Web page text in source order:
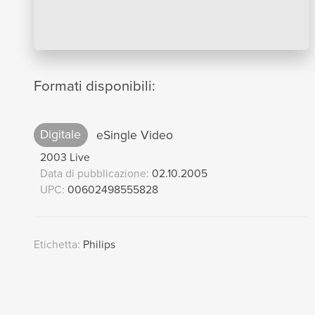
Formati disponibili:
Digitale eSingle Video
2003 Live
Data di pubblicazione: 02.10.2005
UPC: 00602498555828
Etichetta: Philips